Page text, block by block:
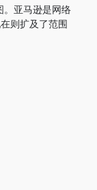
。亚马逊是网络
则扩及了范围